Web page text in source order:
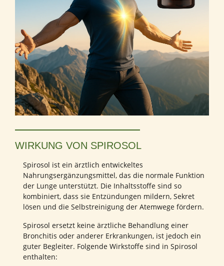
WIRKUNG VON SPIROSOL
Spirosol ist ein ärztlich entwickeltes
Nahrungsergänzungsmittel, das die normale Funktion
der Lunge unterstützt. Die Inhaltsstoffe sind so
kombiniert, dass sie Entzündungen mildern, Sekret
lösen und die Selbstreinigung der Atemwege fördern.
Spirosol ersetzt keine ärztliche Behandlung einer
Bronchitis oder anderer Erkrankungen, ist jedoch ein
guter Begleiter. Folgende Wirkstoffe sind in Spirosol
enthalten: